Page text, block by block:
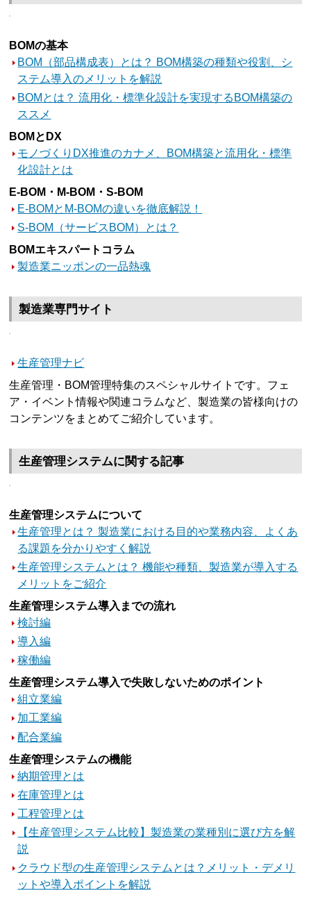
BOMの基本
BOM（部品構成表）とは？ BOM構築の種類や役割、シ
ステム導入のメリットを解説
BOMとは？ 流用化・標準化設計を実現するBOM構築の
ススメ
BOMとDX
モノづくりDX推進のカナメ、BOM構築と流用化・標準
化設計とは
E-BOM・M-BOM・S-BOM
E-BOMとM-BOMの違いを徹底解説！
S-BOM（サービスBOM）とは？
BOMエキスパートコラム
製造業ニッポンの一品熱魂
製造業専門サイト
生産管理ナビ
生産管理・BOM管理特集のスペシャルサイトです。フェ
ア・イベント情報や関連コラムなど、製造業の皆様向けの
コンテンツをまとめてご紹介しています。
生産管理システムに関する記事
生産管理システムについて
生産管理とは？ 製造業における目的や業務内容、よくあ
る課題を分かりやすく解説
生産管理システムとは？ 機能や種類、製造業が導入する
メリットをご紹介
生産管理システム導入までの流れ
検討編
導入編
稼働編
生産管理システム導入で失敗しないためのポイント
組立業編
加工業編
配合業編
生産管理システムの機能
納期管理とは
在庫管理とは
工程管理とは
【生産管理システム比較】製造業の業種別に選び方を解
説
クラウド型の生産管理システムとは？メリット・デメリ
ットや導入ポイントを解説